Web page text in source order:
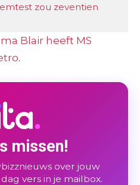
zou zeventien
Blair heeft MS
.
missen!
over jouw
vers in je mailbox.